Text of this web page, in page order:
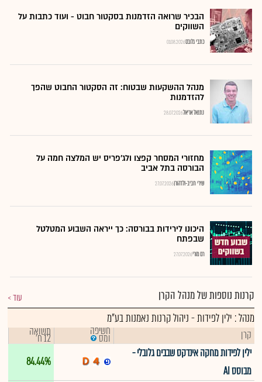
הבכיר שרואה הזדמנות בסקטור חבוט - ועוד כתבות על
השווקים
01.08.2026כתבי גלובס
מנהל ההשקעות שבטוח: זה הסקטור החבוט שהפך
להזדמנות
28.07.2026נתנאל אריאל
מחזורי המסחר קפצו ולג'פריס יש המלצה חמה על
הבורסה בתל אביב
27.07.2026שירי חביב-ולדהורן
היכונו לירידות בבורסה: כך ייראה השבוע המטלטל
שבפתח
27.07.2026רם מורי
קרנות נוספות של מנהל הקרן עוד
מנהל : ילין לפידות - ניהול קרנות נאמנות בע"מ
קרן חשיפה
ומס תשואה
12 ח'
ילין לפידות מחקה אינדקס שבבים גלובלי -
מבוסס AI
84.44%